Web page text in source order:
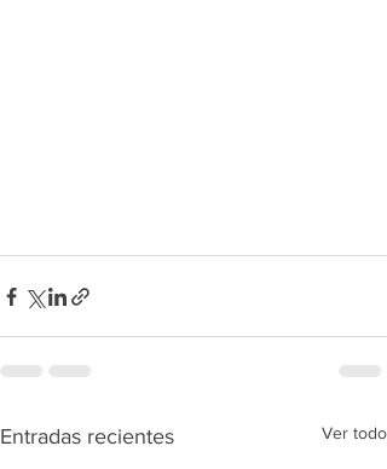
Entradas recientes Ver todo